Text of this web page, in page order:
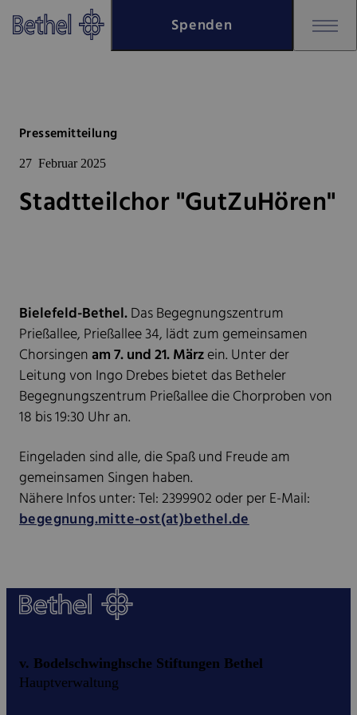
Zum Hauptinhalt springen
Zur Fußzeile springen
Spenden
Pressemitteilung
27 Februar 2025
Stadtteilchor "GutZuHören"
Bielefeld-Bethel.Das Begegnungszentrum
Prießallee, Prießallee 34, lädt zum gemeinsamen
Chorsingenam 7. und 21. Märzein. Unter der
Leitung von Ingo Drebes bietet das Betheler
Begegnungszentrum Prießallee die Chorproben von
18 bis 19:30 Uhr an.
Eingeladen sind alle, die Spaß und Freude am
gemeinsamen Singen haben.
Nähere Infos unter: Tel: 2399902 oder per E-Mail:
begegnung.mitte-ost(at)bethel.de
v. Bodelschwinghsche Stiftungen Bethel
Hauptverwaltung